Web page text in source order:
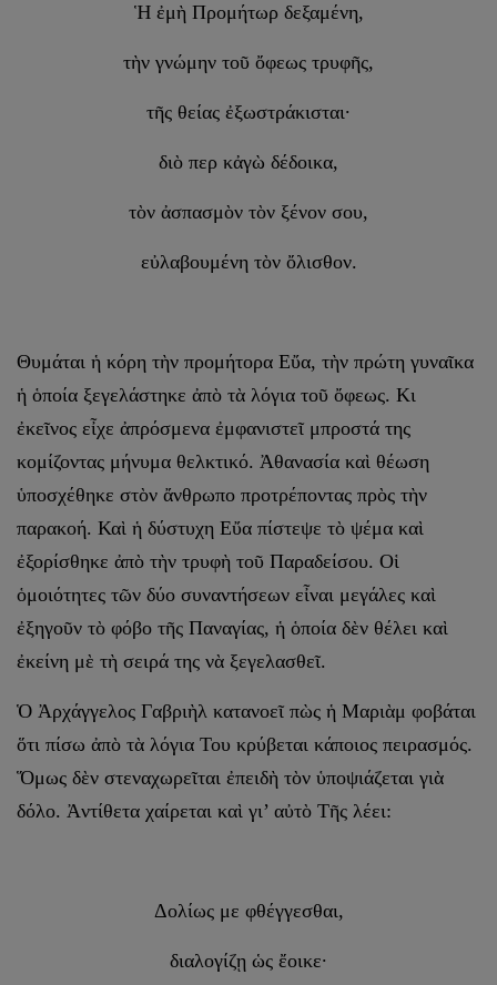
Ἡ ἐμὴ Προμήτωρ δεξαμένη,
τὴν γνώμην τοῦ ὄφεως τρυφῆς,
τῆς θείας ἐξωστράκισται·
διὸ περ κἀγὼ δέδοικα,
τὸν ἀσπασμὸν τὸν ξένον σου,
εὐλαβουμένη τὸν ὄλισθον.
Θυμάται ἡ κόρη τὴν προμήτορα Εὔα, τὴν πρώτη γυναῖκα
ἡ ὁποία ξεγελάστηκε ἀπὸ τὰ λόγια τοῦ ὄφεως. Κι
ἐκεῖνος εἶχε ἀπρόσμενα ἐμφανιστεῖ μπροστά της
κομίζοντας μήνυμα θελκτικό. Ἀθανασία καὶ θέωση
ὑποσχέθηκε στὸν ἄνθρωπο προτρέποντας πρὸς τὴν
παρακοή. Καὶ ἡ δύστυχη Εὔα πίστεψε τὸ ψέμα καὶ
ἐξορίσθηκε ἀπὸ τὴν τρυφὴ τοῦ Παραδείσου. Οἱ
ὁμοιότητες τῶν δύο συναντήσεων εἶναι μεγάλες καὶ
ἐξηγοῦν τὸ φόβο τῆς Παναγίας, ἡ ὁποία δὲν θέλει καὶ
ἐκείνη μὲ τὴ σειρά της νὰ ξεγελασθεῖ.
Ὁ Ἀρχάγγελος Γαβριὴλ κατανοεῖ πὼς ἡ Μαριὰμ φοβάται
ὅτι πίσω ἀπὸ τὰ λόγια Του κρύβεται κάποιος πειρασμός.
Ὅμως δὲν στεναχωρεῖται ἐπειδὴ τὸν ὑποψιάζεται γιὰ
δόλο. Ἀντίθετα χαίρεται καὶ γι’ αὐτὸ Τῆς λέει:
Δολίως με φθέγγεσθαι,
διαλογίζῃ ὡς ἔοικε·